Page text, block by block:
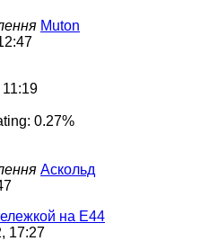
Muton
11:19
0.27%
Аскольд
на Е44
17:27